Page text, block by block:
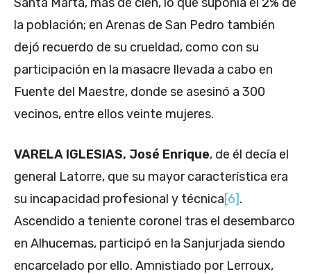
la población; en Arenas de San Pedro también
dejó recuerdo de su crueldad, como con su
participación en la masacre llevada a cabo en
Fuente del Maestre, donde se asesinó a 300
vecinos, entre ellos veinte mujeres.
VARELA IGLESIAS, José Enrique, de él decía el
general Latorre, que su mayor característica era
su incapacidad profesional y técnica[6].
Ascendido a teniente coronel tras el desembarco
en Alhucemas, participó en la Sanjurjada siendo
encarcelado por ello. Amnistiado por Lerroux,